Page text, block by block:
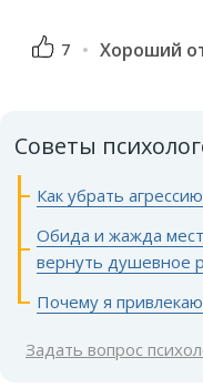
7 Хороший
Советы
Как убрать
Обида и жажда
вернуть душевное
Почему я
Задать вопрос